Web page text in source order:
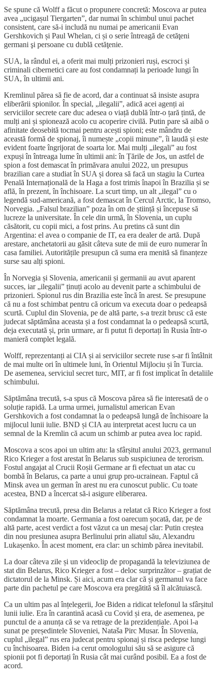
Se spune că Wolff a făcut o propunere concretă: Moscova ar putea
avea „ucigașul Tiergarten”, dar numai în schimbul unui pachet
consistent, care să-i includă nu numai pe americanii Evan
Gershkovich și Paul Whelan, ci și o serie întreagă de cetăţeni
germani şi persoane cu dublă cetăţenie.
SUA, la rândul ei, a oferit mai mulți prizonieri ruși, escroci și
criminali cibernetici care au fost condamnați la perioade lungi în
SUA, în ultimii ani.
Kremlinul părea să fie de acord, dar a continuat să insiste asupra
eliberării spionilor. În special, „ilegalii”, adică acei agenți ai
serviciilor secrete care duc adesea o viață dublă într-o țară țintă, de
mulți ani și spionează acolo cu acoperire civilă. Putin pare să aibă o
afinitate deosebită tocmai pentru acești spioni; este mândru de
această formă de spionaj, îi numește „copii minune”, îi laudă și este
evident foarte îngrijorat de soarta lor. Mai mulți „ilegali” au fost
expuși în întreaga lume în ultimii ani: în Țările de Jos, un astfel de
spion a fost demascat în primăvara anului 2022, un presupus
brazilian care a studiat în SUA și dorea să facă un stagiu la Curtea
Penală Internațională de la Haga a fost trimis înapoi în Brazilia și se
află, în prezent, în închisoare. La scurt timp, un alt „ilegal” cu o
legendă sud-americană, a fost demascat în Cercul Arctic, la Tromso,
Norvegia. „Falsul brazilian” poza în om de știință și începuse să
lucreze la universitate. În cele din urmă, în Slovenia, un cuplu
căsătorit, cu copii mici, a fost prins. Au pretins că sunt din
Argentina: el avea o companie de IT, ea era dealer de artă. După
arestare, anchetatorii au găsit câteva sute de mii de euro numerar în
casa familiei. Autoritățile presupun că suma era menită să finanțeze
surse sau alți spioni.
În Norvegia și Slovenia, americanii și germanii au avut aparent
succes, iar „ilegalii” ținuți acolo au devenit parte a schimbului de
prizonieri. Spionul rus din Brazilia este încă în arest. Se presupune
că nu a fost schimbat pentru că oricum va executa doar o pedeapsă
scurtă. Cuplul din Slovenia, pe de altă parte, s-a trezit brusc că este
judecat săptămâna aceasta și a fost condamnat la o pedeapsă scurtă,
deja executată și, prin urmare, ar fi putut fi deportați în Rusia într-o
manieră complet legală.
Wolff, reprezentanți ai CIA și ai serviciilor secrete ruse s-ar fi întâlnit
de mai multe ori în ultimele luni, în Orientul Mijlociu și în Turcia.
De asemenea, serviciul secret turc, MIT, ar fi fost implicat în detaliile
schimbului.
Săptămâna trecută, s-a spus că Moscova părea să fie interesată de o
soluție rapidă. La urma urmei, jurnalistul american Evan
Gershkovich a fost condamnat la o pedeapsă lungă de închisoare la
mijlocul lunii iulie. BND și CIA au interpretat acest lucru ca un
semnal de la Kremlin că acum un schimb ar putea avea loc rapid.
Moscova a scos apoi un ultim atu: la sfârșitul anului 2023, germanul
Rico Krieger a fost arestat în Belarus sub suspiciunea de terorism.
Fostul angajat al Crucii Roșii Germane ar fi efectuat un atac cu
bombă în Belarus, ca parte a unui grup pro-ucrainean. Faptul că
Minsk avea un german în arest nu era cunoscut public. Cu toate
acestea, BND a încercat să-i asigure eliberarea.
Săptămâna trecută, presa din Belarus a relatat că Rico Krieger a fost
condamnat la moarte. Germania a fost oarecum șocată, dar, pe de
altă parte, acest verdict a fost văzut ca un mesaj clar: Putin creștea
din nou presiunea asupra Berlinului prin aliatul său, Alexandru
Lukașenko. În acest moment, era clar: un schimb părea inevitabil.
La doar câteva zile și un videoclip de propagandă la televiziunea de
stat din Belarus, Rico Krieger a fost – deloc surprinzător – grațiat de
dictatorul de la Minsk. Și aici, acum era clar că și germanul va face
parte din pachetul pe care Moscova era pregătită să îl alcătuiască.
Ca un ultim pas al înțelegerii, Joe Biden a ridicat telefonul la sfârșitul
lunii iulie. Era în carantină acasă cu Covid și era, de asemenea, pe
punctul de a anunța că se va retrage de la prezidențiale. Apoi l-a
sunat pe președintele Sloveniei, Nataša Pirc Musar. În Slovenia,
cuplul „ilegal” rus era judecat pentru spionaj și risca pedepse lungi
cu închisoarea. Biden i-a cerut omologului său să se asigure că
spionii pot fi deportați în Rusia cât mai curând posibil. Ea a fost de
acord.